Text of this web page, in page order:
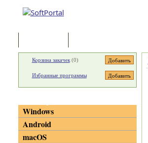
Корзина закачек(0)
Избранные программы
Windows
Android
macOS